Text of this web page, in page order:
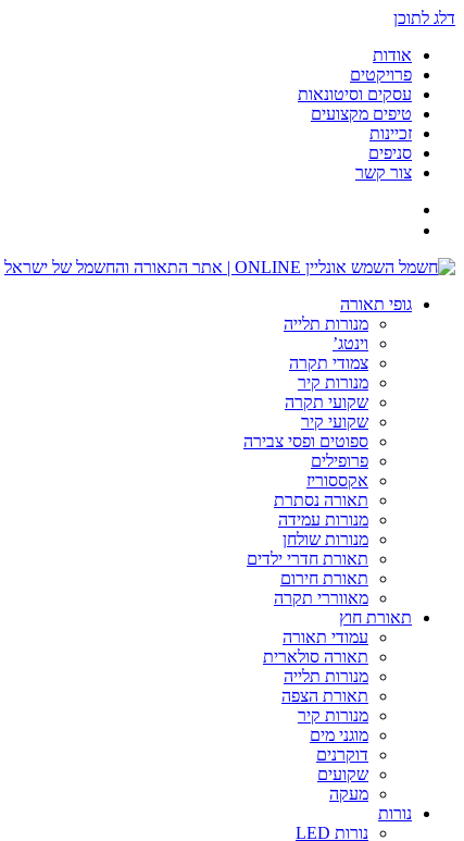
דלג לתוכן
אודות
פרויקטים
עסקים וסיטונאות
טיפים מקצועים
זכיינות
סניפים
צור קשר
גופי תאורה
מנורות תלייה
וינטג’
צמודי תקרה
מנורות קיר
שקועי תקרה
שקועי קיר
ספוטים ופסי צבירה
פרופילים
אקססוריז
תאורה נסתרת
מנורות עמידה
מנורות שולחן
תאורת חדרי ילדים
תאורת חירום
מאווררי תקרה
תאורת חוץ
עמודי תאורה
תאורה סולארית
מנורות תלייה
תאורת הצפה
מנורות קיר
מוגני מים
דוקרנים
שקועים
מעקה
נורות
נורות LED